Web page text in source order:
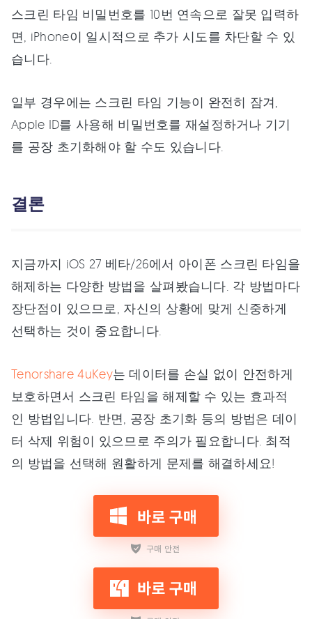
스크린 타임 비밀번호를 10번 연속으로 잘못 입력하
면, iPhone이 일시적으로 추가 시도를 차단할 수 있
습니다.
일부 경우에는 스크린 타임 기능이 완전히 잠겨,
Apple ID를 사용해 비밀번호를 재설정하거나 기기
를 공장 초기화해야 할 수도 있습니다.
결론
지금까지 iOS 27 베타/26에서 아이폰 스크린 타임을
해제하는 다양한 방법을 살펴봤습니다. 각 방법마다
장단점이 있으므로, 자신의 상황에 맞게 신중하게
선택하는 것이 중요합니다.
Tenorshare 4uKey는 데이터를 손실 없이 안전하게
보호하면서 스크린 타임을 해제할 수 있는 효과적
인 방법입니다. 반면, 공장 초기화 등의 방법은 데이
터 삭제 위험이 있으므로 주의가 필요합니다. 최적
의 방법을 선택해 원활하게 문제를 해결하세요!